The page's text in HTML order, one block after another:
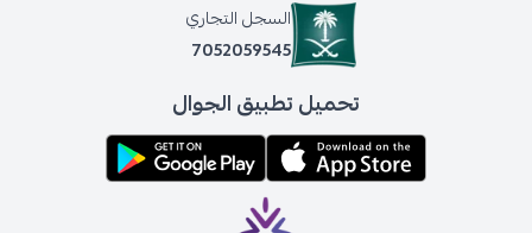
السجل التجاري
7052059545
تحميل تطبيق الجوال